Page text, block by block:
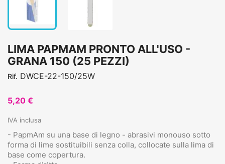
LIMA PAPMAM PRONTO ALL'USO -
GRANA 150 (25 PEZZI)
Rif. DWCE-22-150/25W
5,20 €
IVA inclusa
- PapmAm su una base di legno - abrasivi monouso sotto
forma di lime sostituibili senza colla, collocate sulla lima di
base come copertura.